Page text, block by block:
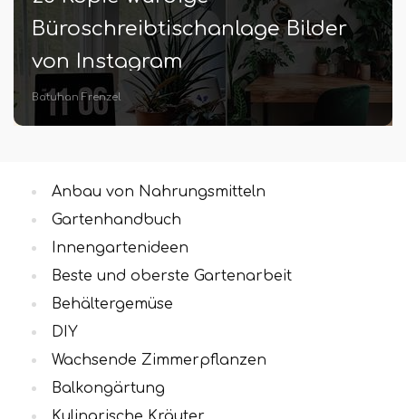
Büroschreibtischanlage Bilder
von Instagram
Batuhan Frenzel
Anbau von Nahrungsmitteln
Gartenhandbuch
Innengartenideen
Beste und oberste Gartenarbeit
Behältergemüse
DIY
Wachsende Zimmerpflanzen
Balkongärtung